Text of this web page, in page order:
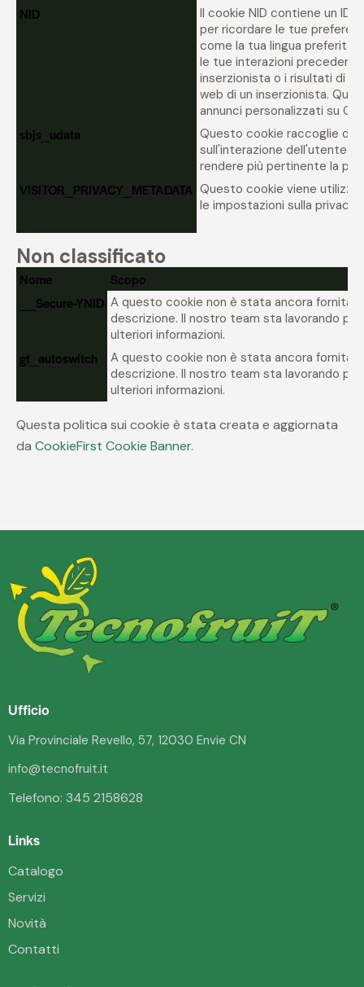
NID
Il cookie NID contiene un ID
per ricordare le tue
come la tua lingua preferita,
le tue interazioni precedenti
inserzionista o i risultati di
web di un inserzionista.
annunci personalizzati su
sbjs_udata
Questo cookie raccoglie
sull'interazione dell'utente
rendere più pertinente la
VISITOR_PRIVACY_METADATA Questo cookie viene
le impostazioni sulla privacy
Non classificato
Nome
Scopo
__Secure-YNID A questo cookie non è stata ancora fornita
descrizione. Il nostro team sta lavorando
ulteriori informazioni.
gt_autoswitch
A questo cookie non è stata ancora fornita
descrizione. Il nostro team sta lavorando
ulteriori informazioni.
Questa politica sui cookie è stata creata e aggiornata
da CookieFirst Cookie Banner.
Ufficio
Via Provinciale Revello, 57, 12030 Envie CN
info@tecnofruit.it
Telefono: 345 2158628
Links
Catalogo
Servizi
Novità
Contatti